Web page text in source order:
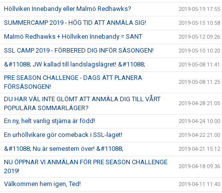
Höllviken Innebandy eller Malmö Redhawks? 2019-05-19 17:55
SUMMERCAMP 2019 - HÖG TID ATT ANMÄLA SIG! 2019-05-15 10:58
Malmö Redhawks + Höllviken Innebandy = SANT 2019-05-12 09:26
SSL CAMP 2019 - FÖRBERED DIG INFÖR SÄSONGEN! 2019-05-10 10:20
&#11088; JW kallad till landslagslägret! &#11088; 2019-05-08 11:41
PRE SEASON CHALLENGE - DAGS ATT PLANERA
FÖRSÄSONGEN!
2019-05-08 11:25
DU HAR VÄL INTE GLÖMT ATT ANMÄLA DIG TILL VÅRT
POPULÄRA SOMMARLÄGER?
2019-04-28 21:05
En ny, helt vanlig stjärna är född! 2019-04-24 10:00
En urhöllvikare gör comeback i SSL-laget! 2019-04-22 21:00
&#11088; Nu är semestern över! &#11088; 2019-04-21 15:12
NU ÖPPNAR VI ANMÄLAN FÖR PRE SEASON CHALLENGE
2019!
2019-04-18 09:36
Välkommen hem igen, Ted! 2019-04-11 11:40